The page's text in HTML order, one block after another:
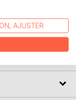
AJUSTER